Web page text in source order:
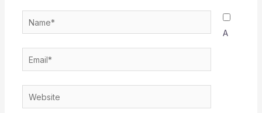
Name*
Email*
Website
A